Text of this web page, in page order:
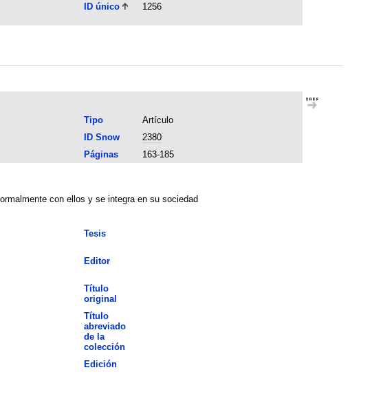
ID único 1256
Tipo
Artículo
ID Snow
2380
Páginas
163-185
con ellos y se integra en su sociedad
Tesis
Editor
Título
original
Título
abreviado
de la
colección
Edición